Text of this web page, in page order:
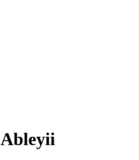
Ableyii